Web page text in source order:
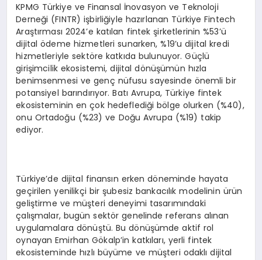
KPMG Türkiye ve Finansal İnovasyon ve Teknoloji
Derneği (FINTR) işbirliğiyle hazırlanan Türkiye Fintech
Araştırması 2024’e katılan fintek şirketlerinin %53’ü
dijital ödeme hizmetleri sunarken, %19’u dijital kredi
hizmetleriyle sektöre katkıda bulunuyor. Güçlü
girişimcilik ekosistemi, dijital dönüşümün hızla
benimsenmesi ve genç nüfusu sayesinde önemli bir
potansiyel barındırıyor. Batı Avrupa, Türkiye fintek
ekosisteminin en çok hedeflediği bölge olurken (%40),
onu Ortadoğu (%23) ve Doğu Avrupa (%19) takip
ediyor.
Türkiye’de dijital finansın erken döneminde hayata
geçirilen yenilikçi bir şubesiz bankacılık modelinin ürün
geliştirme ve müşteri deneyimi tasarımındaki
çalışmalar, bugün sektör genelinde referans alınan
uygulamalara dönüştü. Bu dönüşümde aktif rol
oynayan Emirhan Gökalp’in katkıları, yerli fintek
ekosisteminde hızlı büyüme ve müşteri odaklı dijital